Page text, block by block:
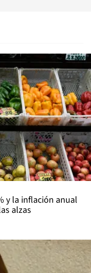
y la inflación anual
alzas